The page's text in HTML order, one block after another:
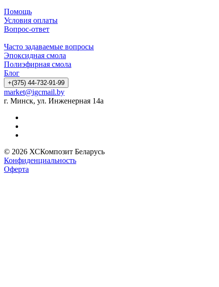
Помощь
Условия оплаты
Вопрос-ответ
Часто задаваемые вопросы
Эпоксидная смола
Полиэфирная смола
Блог
+(375) 44-732-91-99
market@igcmail.by
г. Минск, ул. Инженерная 14а
© 2026 ХСКомпозит Беларусь
Конфиденциальность
Оферта